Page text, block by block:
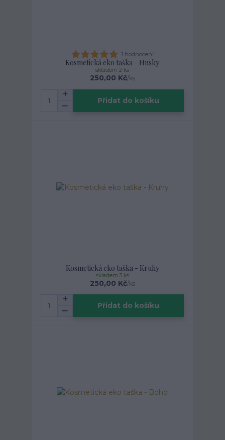
1 hodnocení
Kosmetická eko taška - Husky
250,00 Kč/ks
skladem 2 ks
Přidat do košíku
Kosmetická eko taška - Kruhy
250,00 Kč/ks
skladem 3 ks
Přidat do košíku